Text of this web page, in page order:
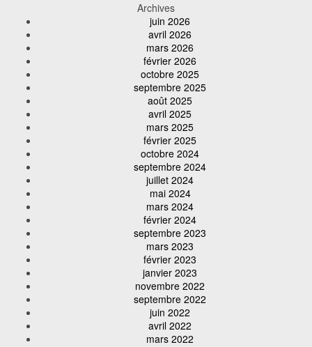
Archives
juin 2026
avril 2026
mars 2026
février 2026
octobre 2025
septembre 2025
août 2025
avril 2025
mars 2025
février 2025
octobre 2024
septembre 2024
juillet 2024
mai 2024
mars 2024
février 2024
septembre 2023
mars 2023
février 2023
janvier 2023
novembre 2022
septembre 2022
juin 2022
avril 2022
mars 2022